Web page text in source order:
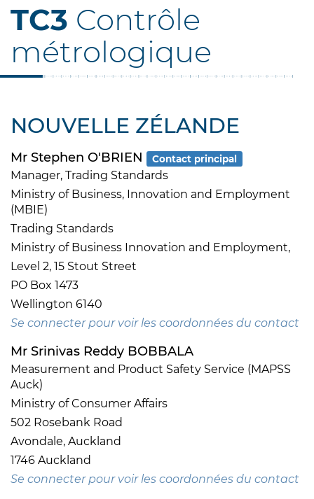
TC3 Contrôle
métrologique
NOUVELLE ZÉLANDE
Mr Stephen O'BRIEN Contact principal
Manager, Trading Standards
Ministry of Business, Innovation and Employment
(MBIE)
Trading Standards
Ministry of Business Innovation and Employment,
Level 2, 15 Stout Street
PO Box 1473
Wellington 6140
Se connecter pour voir les coordonnées du contact
Mr Srinivas Reddy BOBBALA
Measurement and Product Safety Service (MAPSS
Auck)
Ministry of Consumer Affairs
502 Rosebank Road
Avondale, Auckland
1746 Auckland
Se connecter pour voir les coordonnées du contact